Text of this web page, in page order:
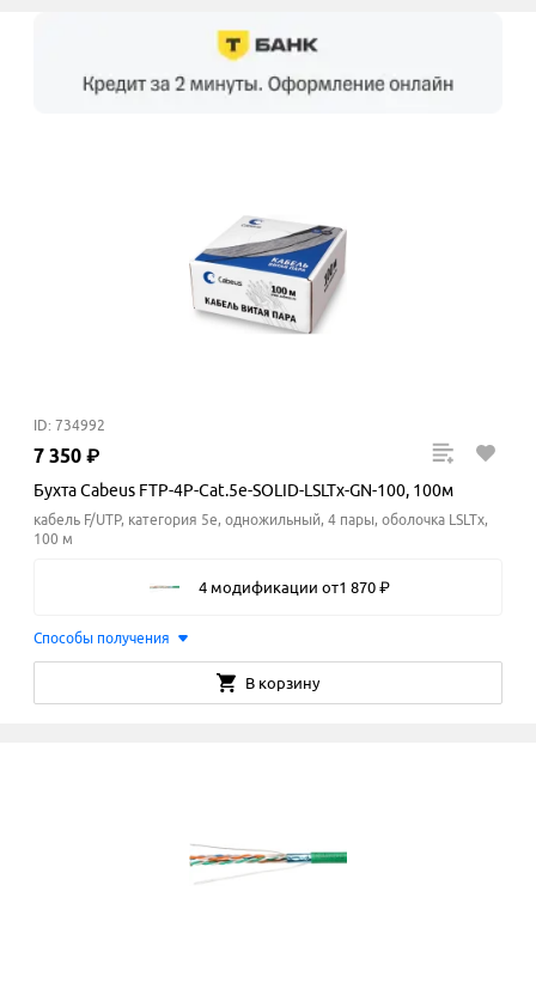
ID: 734992
7 350 ₽
Бухта Cabeus FTP-4P-Cat.5e-SOLID-LSLTx-GN-100, 100м
кабель F/UTP, категория 5e, одножильный, 4 пары, оболочка LSLTx,
100 м
4 модификации от1 870 ₽
Способы получения
В корзину